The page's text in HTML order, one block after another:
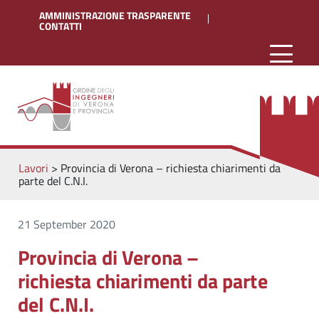
AMMINISTRAZIONE TRASPARENTE
CONTATTI
Lavori > Provincia di Verona – richiesta chiarimenti da
parte del C.N.I.
21 September 2020
Provincia di Verona –
richiesta chiarimenti da parte
del C.N.I.